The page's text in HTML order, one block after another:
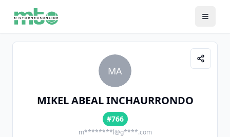
MA
MIKEL ABEAL INCHAURRONDO
#766
m********l@g****.com